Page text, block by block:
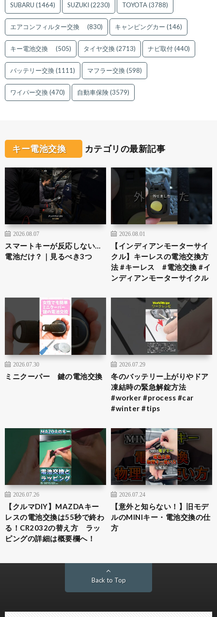
SUBARU (1464) SUZUKI (2230) TOYOTA(3788)
エアコンフィルター交換 (830) キャンピングカー (146)
キー電池交換 (505) タイヤ交換(2713) ナビ取付(440)
バッテリー交換(1111) マフラー交換(598)
ワイパー交換(470) 自動車保険(3579)
キー電池交換 カテゴリの最新記事
2026.08.07
スマートキーが反応しない…
電池だけ？｜見るべき3つ
2026.08.01
【インディアンモーターサイ
クル】キーレスの電池交換方
法 #キーレス #電池交換 #イ
ンディアンモーターサイクル
2026.07.30
ミニクーパー 鍵の電池交換
2026.07.29
冬のバッテリー上がりやドア
凍結時の緊急解錠方法
#worker #process #car
#winter #tips
2026.07.26
【クルマDIY】MAZDAキー
レスの電池交換は55秒で終わ
る！CR2032の替え方 ラッ
ピングの詳細は概要欄へ！
2026.07.24
【意外と知らない！】旧モデ
ルのMINIキー・電池交換の仕
方
Back to Top